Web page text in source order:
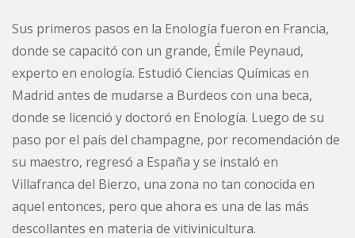
Sus primeros pasos en la Enología fueron en Francia,
donde se capacitó con un grande, Émile Peynaud,
experto en enología. Estudió Ciencias Químicas en
Madrid antes de mudarse a Burdeos con una beca,
donde se licenció y doctoró en Enología. Luego de su
paso por el país del champagne, por recomendación de
su maestro, regresó a España y se instaló en
Villafranca del Bierzo, una zona no tan conocida en
aquel entonces, pero que ahora es una de las más
descollantes en materia de vitivinicultura.